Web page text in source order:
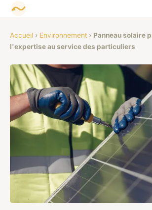
Accueil › Environnement › Panneau solaire
l'expertise au service des particuliers